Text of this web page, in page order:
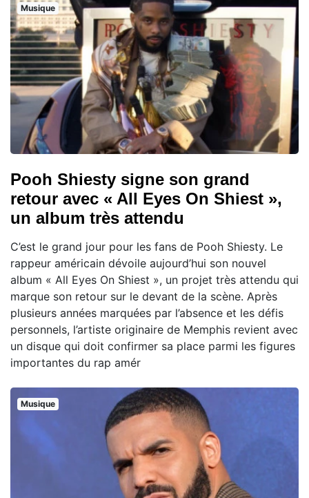
Musique
Pooh Shiesty signe son grand
retour avec « All Eyes On Shiest »,
un album très attendu
C’est le grand jour pour les fans de Pooh Shiesty. Le
rappeur américain dévoile aujourd’hui son nouvel
album « All Eyes On Shiest », un projet très attendu qui
marque son retour sur le devant de la scène. Après
plusieurs années marquées par l’absence et les défis
personnels, l’artiste originaire de Memphis revient avec
un disque qui doit confirmer sa place parmi les figures
importantes du rap amér
Musique